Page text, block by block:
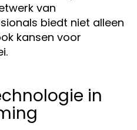
van
biedt niet alleen
kansen voor
in